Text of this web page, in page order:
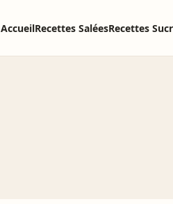
AccueilRecettes SaléesRecettes